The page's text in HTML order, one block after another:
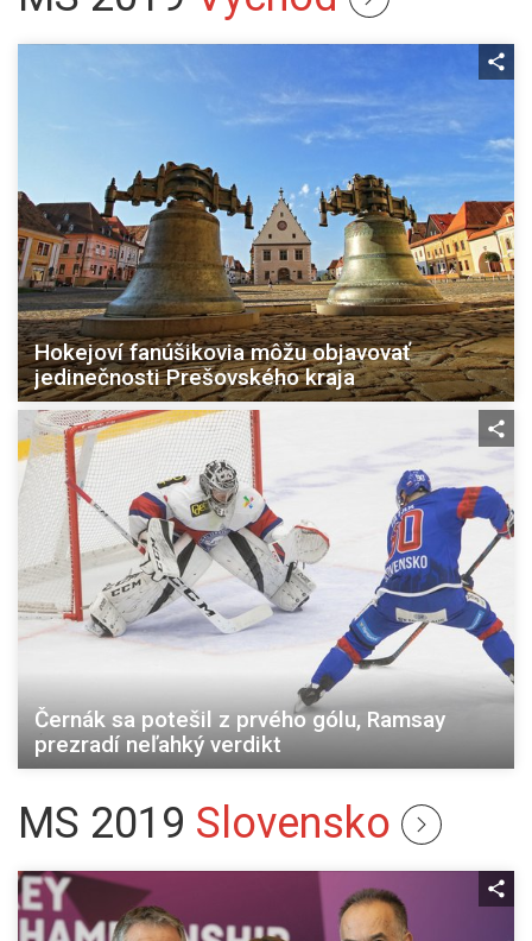
Hokejoví fanúšikovia môžu objavovať
jedinečnosti Prešovského kraja
Černák sa potešil z prvého gólu, Ramsay
prezradí neľahký verdikt
MS 2019 Slovensko